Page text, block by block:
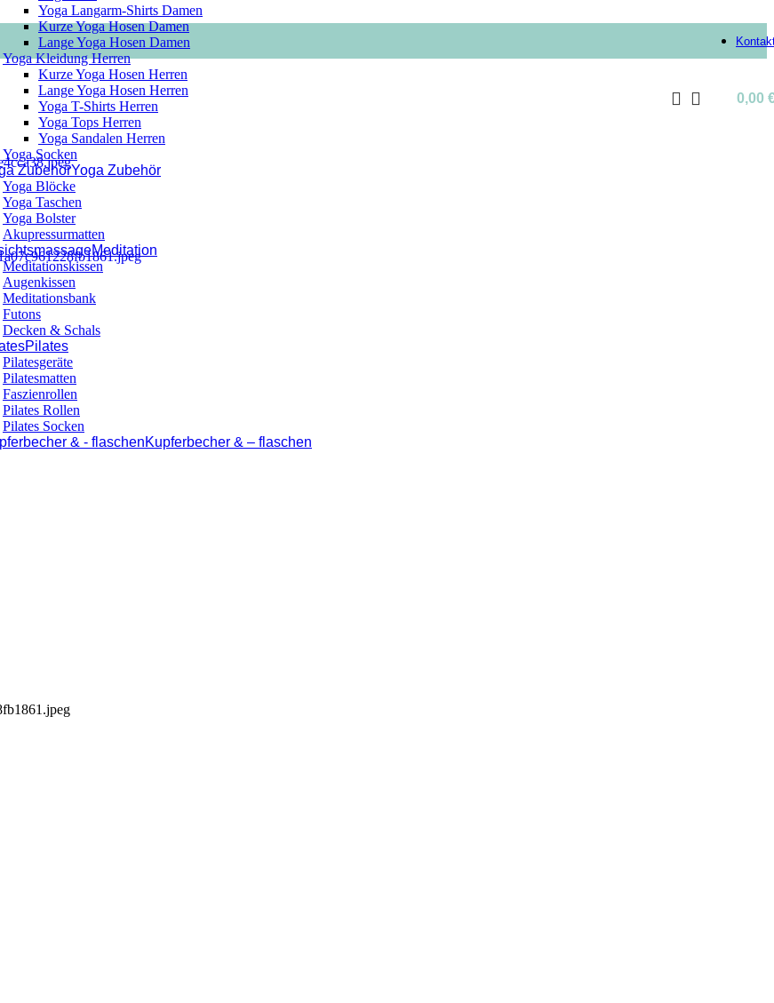
Yoga Langarm-Shirts Damen
Kurze Yoga Hosen Damen
Lange Yoga Hosen Damen
Yoga Kleidung Herren
Kurze Yoga Hosen Herren
Lange Yoga Hosen Herren
Yoga T-Shirts Herren
Yoga Tops Herren
Yoga Sandalen Herren
Yoga Socken
Yoga Zubehör
Yoga Blöcke
Yoga Taschen
Yoga Bolster
Akupressurmatten
Meditation
Meditationskissen
Augenkissen
Meditationsbank
Futons
Decken & Schals
Pilates
Pilatesgeräte
Pilatesmatten
Faszienrollen
Pilates Rollen
Pilates Socken
Kupferbecher & – flaschen
0,00